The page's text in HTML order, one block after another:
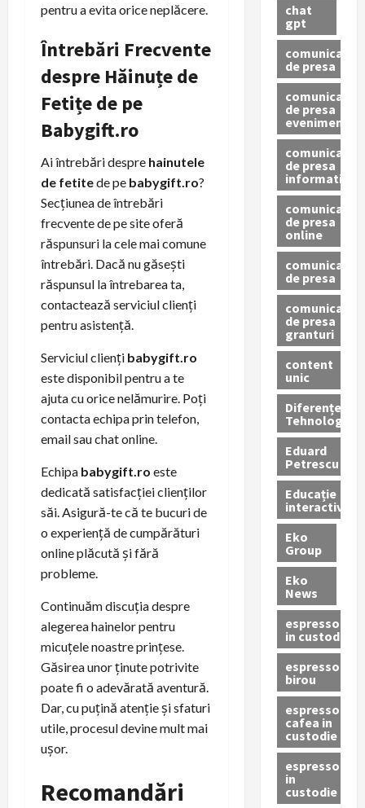
pentru a evita orice neplăcere.
Întrebări Frecvente
despre Hăinuțe de
Fetițe de pe
Babygift.ro
Ai întrebări despre hainutele
de fetitede pe babygift.ro?
Secțiunea de întrebări
frecvente de pe site oferă
răspunsuri la cele mai comune
întrebări. Dacă nu găsești
răspunsul la întrebarea ta,
contactează serviciul clienți
pentru asistență.
Serviciul clienți babygift.ro
este disponibil pentru a te
ajuta cu orice nelămurire. Poți
contacta echipa prin telefon,
email sau chat online.
Echipa babygift.ro este
dedicată satisfacției clienților
săi. Asigură-te că te bucuri de
o experiență de cumpărături
online plăcută și fără
probleme.
Continuăm discuția despre
alegerea hainelor pentru
micuțele noastre prințese.
Găsirea unor ținute potrivite
poate fi o adevărată aventură.
Dar, cu puțină atenție și sfaturi
utile, procesul devine mult mai
ușor.
Recomandări
chat
gpt
comunicat
de presa
comunicat
de presa
eveniment
comunicat
de presa
informativ
comunicat
de presa
online
comunicate
de presa
comunicate
de presa
granturi
content
unic
Diferențe
Tehnologice
Eduard
Petrescu
Educație
interactivă
Eko
Group
Eko
News
espressoare
in custodie
espressor
birou
espressor
cafea in
custodie
espressor
in
custodie